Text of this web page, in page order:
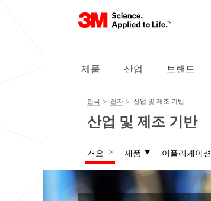
제품 산업 브랜드
한국 전자 산업 및 제조 기반
산업 및 제조 기반
개요 제품 어플리케이션